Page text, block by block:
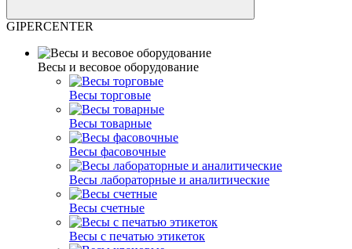
GIPERCENTER
Весы и весовое оборудование
Весы торговые
Весы товарные
Весы фасовочные
Весы лабораторные и аналитические
Весы счетные
Весы с печатью этикеток